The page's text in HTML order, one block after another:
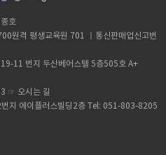
호
원격 평생교육원 701 ㅣ통신판매업신고번
11 번지 두산베어스텔 5층505호 A+
☞ 오시는 길
지 에이플러스빌딩2층 Tel: 051-803-8205